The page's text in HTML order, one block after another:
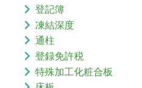
登記簿
凍結深度
通柱
登録免許税
特殊加工化粧合板